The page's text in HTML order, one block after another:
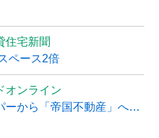
住宅新聞
ペース2倍
オンライン
ーから「帝国不動産」へ…